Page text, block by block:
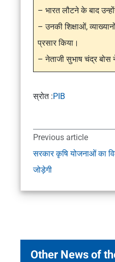
– भारत लौटने के बाद
– उनकी शिक्षाओं,
प्रसार किया।
– नेताजी सुभाष चंद्र बोस
स्रोत :PIB
Previous article
सरकार कृषि योजनाओं का
जोड़ेगी
Other News of